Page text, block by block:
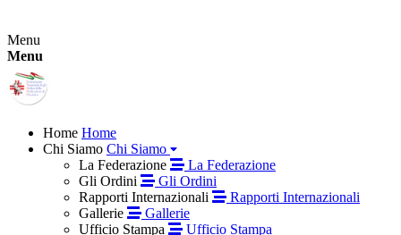
Menu
Menu
Home Home
Chi Siamo Chi Siamo
La Federazione
La Federazione
Gli Ordini
Gli Ordini
Rapporti Internazionali
Rapporti Internazionali
Gallerie
Gallerie
Ufficio Stampa
Ufficio Stampa